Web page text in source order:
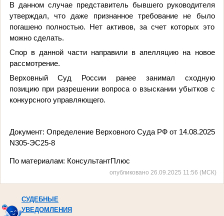
В данном случае представитель бывшего руководителя
утверждал, что даже признанное требование не было
погашено полностью. Нет активов, за счет которых это
можно сделать.
Спор в данной части направили в апелляцию на новое
рассмотрение.
Верховный Суд России ранее занимал сходную
позицию при разрешении вопроса о взыскании убытков с
конкурсного управляющего.
Документ: Определение Верховного Суда РФ от 14.08.2025
N305-ЭС25-8
По материалам: КонсультантПлюс
опубликовано 26.09.2025 11:56 (МСК)
СУДЕБНЫЕ
УВЕДОМЛЕНИЯ